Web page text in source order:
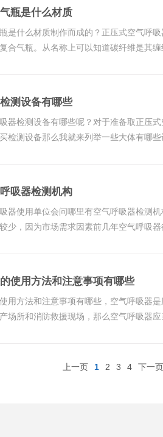
瓶是什么材质
是什么材质制作而成的？正压式空气呼
合气瓶。从名称上可以知道碳纤维是其缠
测设备有哪些
器检测设备有哪些呢？对于准备取正压
设备那么我就来列举一些大体有哪些设备。 正压式
吸器检测机构
器使用单位会问哪里有空气呼吸器检测
少，因为市场需求因素前几年空气呼吸器
使用方法和注意事项有哪些
用方法和注意事项有哪些，空气呼吸器
所和消防救援现场，那么空气呼吸器应当如何
上一页 1 2 3 4 下一页